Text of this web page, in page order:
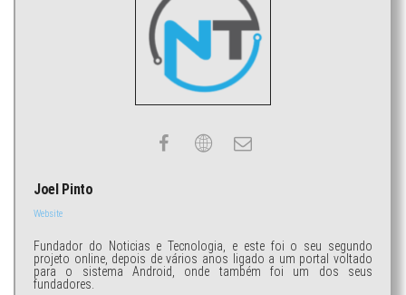
Joel Pinto
Website
Fundador do Noticias e Tecnologia, e este foi o seu segundo
projeto online, depois de vários anos ligado a um portal voltado
para o sistema Android, onde também foi um dos seus
fundadores.